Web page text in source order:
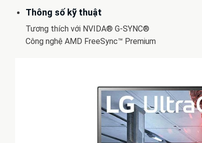
Thông số kỹ thuật
Tương thích với NVIDA® G-SYNC®
Công nghệ AMD FreeSync™ Premium